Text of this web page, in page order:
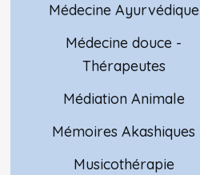
Médecine Ayurvédique
Médecine douce -
Thérapeutes
Médiation Animale
Mémoires Akashiques
Musicothérapie